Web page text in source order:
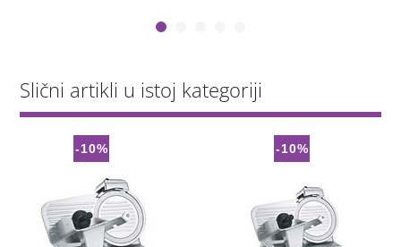
Slični artikli u istoj kategoriji
-10% -10%